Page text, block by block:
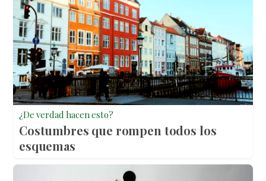
¿De verdad hacen esto?
Costumbres que rompen todos los
esquemas